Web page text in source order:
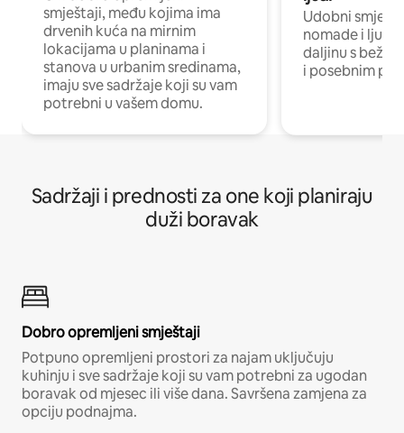
smještaji, među kojima ima
drvenih kuća na mirnim
lokacijama u planinama i
stanova u urbanim sredinama,
imaju sve sadržaje koji su vam
potrebni u vašem domu.
Udobni
nomade i ljude
daljinu s
i posebnim
Sadržaji i prednosti za one koji planiraju
duži boravak
Dobro opremljeni smještaji
Potpuno opremljeni prostori za najam uključuju
kuhinju i sve sadržaje koji su vam potrebni za ugodan
boravak od mjesec ili više dana. Savršena zamjena za
opciju podnajma.